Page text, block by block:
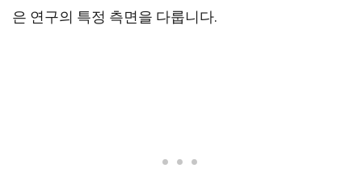
은 연구의 특정 측면을 다룹니다.